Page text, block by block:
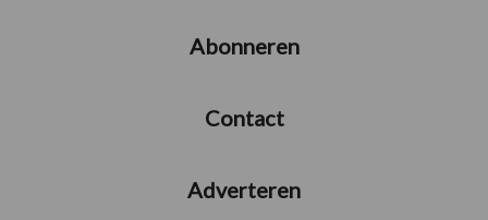
Abonneren
Contact
Adverteren